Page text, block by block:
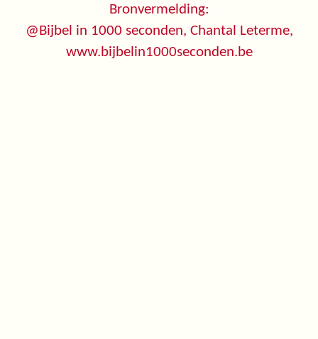
Bronvermelding:
@Bijbel in 1000 seconden, Chantal Leterme,
www.bijbelin1000seconden.be